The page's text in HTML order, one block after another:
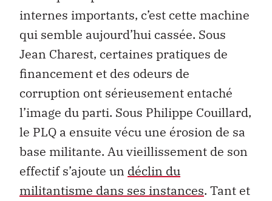
internes importants, c’est cette machine
qui semble aujourd’hui cassée. Sous
Jean Charest, certaines pratiques de
financement et des odeurs de
corruption ont sérieusement entaché
l’image du parti. Sous Philippe Couillard,
le PLQ a ensuite vécu une érosion de sa
base militante. Au vieillissement de son
effectif s’ajoute un déclin du
militantisme dans ses instances. Tant et